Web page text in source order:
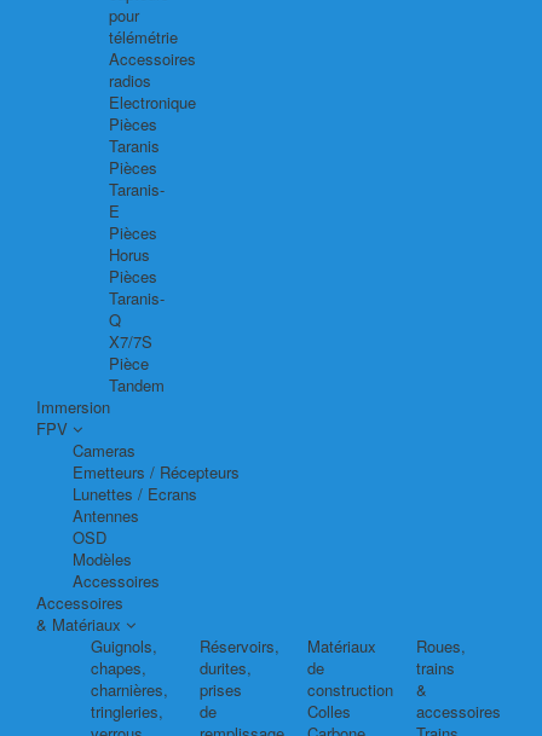
pour
télémétrie
Accessoires
radios
Electronique
Pièces
Taranis
Pièces
Taranis-
E
Pièces
Horus
Pièces
Taranis-
Q
X7/7S
Pièce
Tandem
Immersion
FPV
Cameras
Emetteurs / Récepteurs
Lunettes / Ecrans
Antennes
OSD
Modèles
Accessoires
Accessoires
& Matériaux
Guignols,
chapes,
charnières,
tringleries,
Réservoirs,
durites,
prises
de
Matériaux
de
construction
Colles
Roues,
trains
&
accessoires